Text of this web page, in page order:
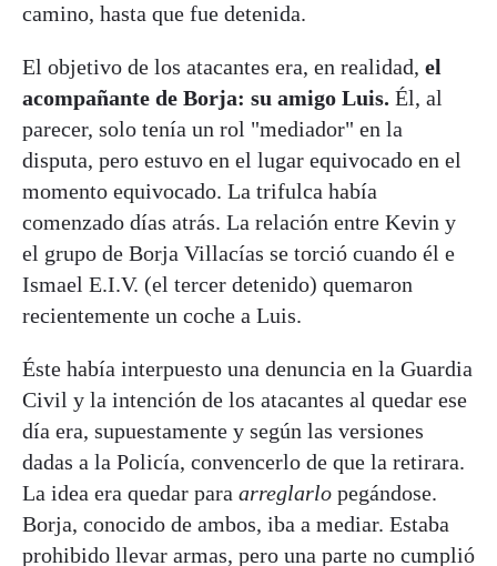
camino, hasta que fue detenida.
El objetivo de los atacantes era, en realidad, el
acompañante de Borja: su amigo Luis. Él, al
parecer, solo tenía un rol "mediador" en la
disputa, pero estuvo en el lugar equivocado en el
momento equivocado. La trifulca había
comenzado días atrás. La relación entre Kevin y
el grupo de Borja Villacías se torció cuando él e
Ismael E.I.V. (el tercer detenido) quemaron
recientemente un coche a Luis.
Éste había interpuesto una denuncia en la Guardia
Civil y la intención de los atacantes al quedar ese
día era, supuestamente y según las versiones
dadas a la Policía, convencerlo de que la retirara.
La idea era quedar para arreglarlo pegándose.
Borja, conocido de ambos, iba a mediar. Estaba
prohibido llevar armas, pero una parte no cumplió